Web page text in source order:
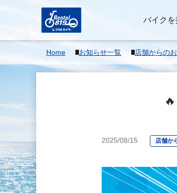
バイクを
Home お知らせ一覧 店舗からの
2025/08/15 店舗か